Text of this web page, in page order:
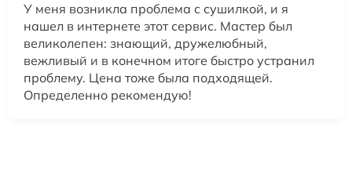
У меня возникла проблема с сушилкой, и я
нашел в интернете этот сервис. Мастер был
великолепен: знающий, дружелюбный,
вежливый и в конечном итоге быстро устранил
проблему. Цена тоже была подходящей.
Определенно рекомендую!